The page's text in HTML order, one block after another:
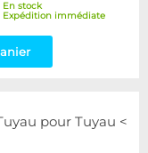
En stock
Expédition immédiate
pour Tuyau <